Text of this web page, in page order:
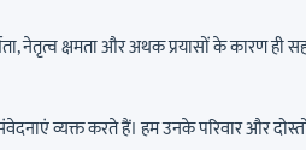
नेतृत्व क्षमता और अथक प्रयासों के कारण ही
व्यक्त करते हैं। हम उनके परिवार और